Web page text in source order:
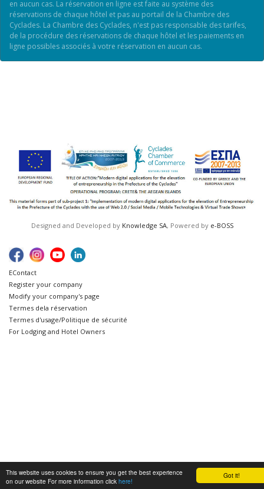
Got it!
This website uses cookies to ensure you get the best experience
on our website For more information click here!
en aucun cas. La réservation en ligne est faite au système des
réservations de chaque hôtel et pas au portail de la Chambre des
Cyclades. La Chambre des Cyclades, n'est pas responsable des tarifes,
de la procédure des réservations de chaque hôtel et les paiements en
ligne possibles associés à votre réservation en aucun cas.
Designed and Developed by Knowledge SA, Powered by e-BOSS
ΕContact
Register your company
Modify your company's page
Termes dela réservation
Termes d'usage/Politique de sécurité
For Lodging and Hotel Owners